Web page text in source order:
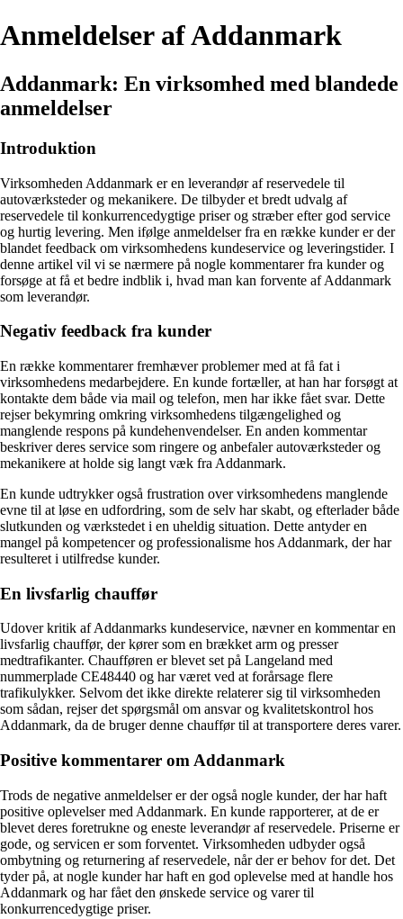
Anmeldelser af Addanmark
Addanmark: En virksomhed med blandede
anmeldelser
Introduktion
Virksomheden Addanmark er en leverandør af reservedele til
autoværksteder og mekanikere. De tilbyder et bredt udvalg af
reservedele til konkurrencedygtige priser og stræber efter god service
og hurtig levering. Men ifølge anmeldelser fra en række kunder er der
blandet feedback om virksomhedens kundeservice og leveringstider. I
denne artikel vil vi se nærmere på nogle kommentarer fra kunder og
forsøge at få et bedre indblik i, hvad man kan forvente af Addanmark
som leverandør.
Negativ feedback fra kunder
En række kommentarer fremhæver problemer med at få fat i
virksomhedens medarbejdere. En kunde fortæller, at han har forsøgt at
kontakte dem både via mail og telefon, men har ikke fået svar. Dette
rejser bekymring omkring virksomhedens tilgængelighed og
manglende respons på kundehenvendelser. En anden kommentar
beskriver deres service som ringere og anbefaler autoværksteder og
mekanikere at holde sig langt væk fra Addanmark.
En kunde udtrykker også frustration over virksomhedens manglende
evne til at løse en udfordring, som de selv har skabt, og efterlader både
slutkunden og værkstedet i en uheldig situation. Dette antyder en
mangel på kompetencer og professionalisme hos Addanmark, der har
resulteret i utilfredse kunder.
En livsfarlig chauffør
Udover kritik af Addanmarks kundeservice, nævner en kommentar en
livsfarlig chauffør, der kører som en brækket arm og presser
medtrafikanter. Chaufføren er blevet set på Langeland med
nummerplade CE48440 og har været ved at forårsage flere
trafikulykker. Selvom det ikke direkte relaterer sig til virksomheden
som sådan, rejser det spørgsmål om ansvar og kvalitetskontrol hos
Addanmark, da de bruger denne chauffør til at transportere deres varer.
Positive kommentarer om Addanmark
Trods de negative anmeldelser er der også nogle kunder, der har haft
positive oplevelser med Addanmark. En kunde rapporterer, at de er
blevet deres foretrukne og eneste leverandør af reservedele. Priserne er
gode, og servicen er som forventet. Virksomheden udbyder også
ombytning og returnering af reservedele, når der er behov for det. Det
tyder på, at nogle kunder har haft en god oplevelse med at handle hos
Addanmark og har fået den ønskede service og varer til
konkurrencedygtige priser.